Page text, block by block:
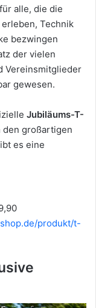
alle, die die
Technik
bezwingen
der vielen
Vereinsmitglieder
gewesen.
Jubiläums-T-
den großartigen
es eine
produkt/t-